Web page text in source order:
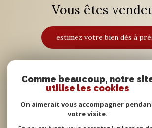
Vous êtes
estimez votre bien dès à
Adhérents
Comme beaucoup, notre
utilise les cookies
On aimerait vous accompagner
votre visite.